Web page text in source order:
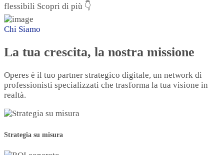
flessibili Scopri di più 👇
Chi Siamo
La tua crescita, la nostra missione
Operes è il tuo partner strategico digitale, un network di
professionisti specializzati che trasforma la tua visione in
realtà.
Strategia su misura